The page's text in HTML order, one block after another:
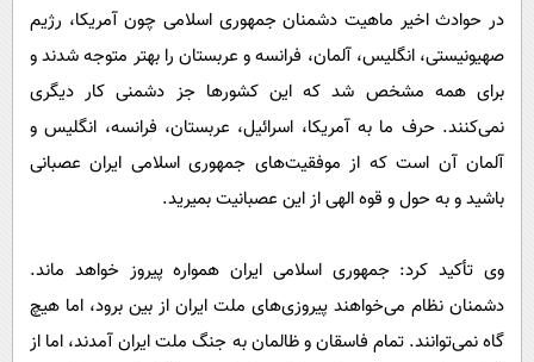
در حوادث اخیر ماهیت دشمنان جمهوری اسلامی چون آمریکا، رژیم
صهیونیستی، انگلیس، آلمان، فرانسه و عربستان را بهتر متوجه شدند و
برای همه مشخص شد که این کشورها جز دشمنی کار دیگری
نمی‌کنند. حرف ما به آمریکا، اسرائیل، عربستان، فرانسه، انگلیس و
آلمان آن است که از موفقیت‌های جمهوری اسلامی ایران عصبانی
باشید و به حول و قوه الهی از این عصبانیت بمیرید.
وی تأکید کرد: جمهوری اسلامی ایران همواره پیروز خواهد ماند.
دشمنان نظام می‌خواهند پیروزی‌های ملت ایران از بین برود، اما هیچ
گاه نمی‌توانند. تمام فاسقان و ظالمان به جنگ ملت ایران آمدند، اما از